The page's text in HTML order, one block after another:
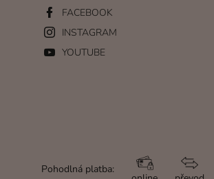
FACEBOOK
INSTAGRAM
YOUTUBE
Pohodlná platba: